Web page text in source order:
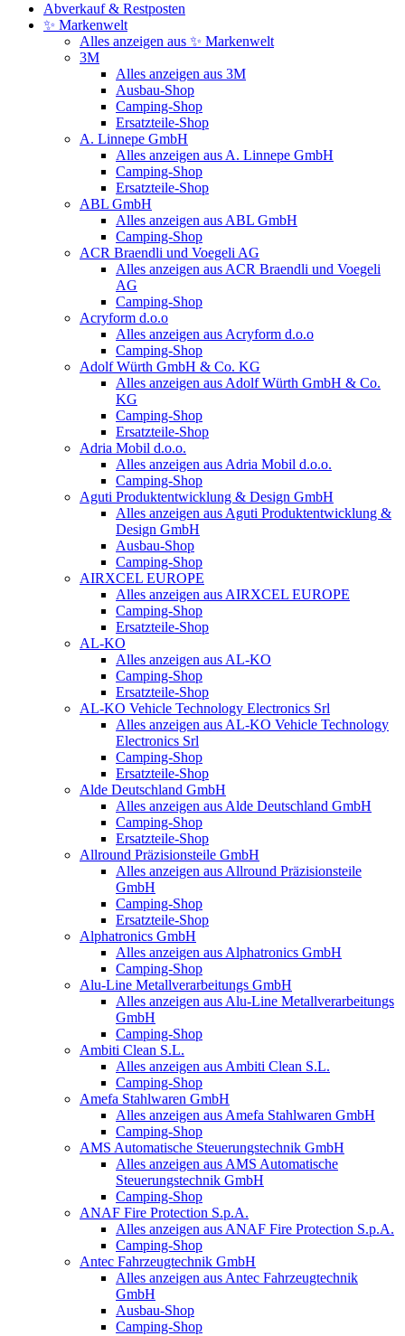
Abverkauf & Restposten
✨ Markenwelt
Alles anzeigen aus ✨ Markenwelt
3M
Alles anzeigen aus 3M
Ausbau-Shop
Camping-Shop
Ersatzteile-Shop
A. Linnepe GmbH
Alles anzeigen aus A. Linnepe GmbH
Camping-Shop
Ersatzteile-Shop
ABL GmbH
Alles anzeigen aus ABL GmbH
Camping-Shop
ACR Braendli und Voegeli AG
Alles anzeigen aus ACR Braendli und Voegeli
AG
Camping-Shop
Acryform d.o.o
Alles anzeigen aus Acryform d.o.o
Camping-Shop
Adolf Würth GmbH & Co. KG
Alles anzeigen aus Adolf Würth GmbH & Co.
KG
Camping-Shop
Ersatzteile-Shop
Adria Mobil d.o.o.
Alles anzeigen aus Adria Mobil d.o.o.
Camping-Shop
Aguti Produktentwicklung & Design GmbH
Alles anzeigen aus Aguti Produktentwicklung &
Design GmbH
Ausbau-Shop
Camping-Shop
AIRXCEL EUROPE
Alles anzeigen aus AIRXCEL EUROPE
Camping-Shop
Ersatzteile-Shop
AL-KO
Alles anzeigen aus AL-KO
Camping-Shop
Ersatzteile-Shop
AL-KO Vehicle Technology Electronics Srl
Alles anzeigen aus AL-KO Vehicle Technology
Electronics Srl
Camping-Shop
Ersatzteile-Shop
Alde Deutschland GmbH
Alles anzeigen aus Alde Deutschland GmbH
Camping-Shop
Ersatzteile-Shop
Allround Präzisionsteile GmbH
Alles anzeigen aus Allround Präzisionsteile
GmbH
Camping-Shop
Ersatzteile-Shop
Alphatronics GmbH
Alles anzeigen aus Alphatronics GmbH
Camping-Shop
Alu-Line Metallverarbeitungs GmbH
Alles anzeigen aus Alu-Line Metallverarbeitungs
GmbH
Camping-Shop
Ambiti Clean S.L.
Alles anzeigen aus Ambiti Clean S.L.
Camping-Shop
Amefa Stahlwaren GmbH
Alles anzeigen aus Amefa Stahlwaren GmbH
Camping-Shop
AMS Automatische Steuerungstechnik GmbH
Alles anzeigen aus AMS Automatische
Steuerungstechnik GmbH
Camping-Shop
ANAF Fire Protection S.p.A.
Alles anzeigen aus ANAF Fire Protection S.p.A.
Camping-Shop
Antec Fahrzeugtechnik GmbH
Alles anzeigen aus Antec Fahrzeugtechnik
GmbH
Ausbau-Shop
Camping-Shop